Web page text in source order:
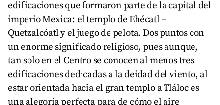
edificaciones que formaron parte de la capital del
imperio Mexica: el templo de Ehécatl –
Quetzalcóatl y el juego de pelota. Dos puntos con
un enorme significado religioso, pues aunque,
tan solo en el Centro se conocen al menos tres
edificaciones dedicadas a la deidad del viento, al
estar orientada hacia el gran templo a Tláloc es
una alegoría perfecta para de cómo el aire